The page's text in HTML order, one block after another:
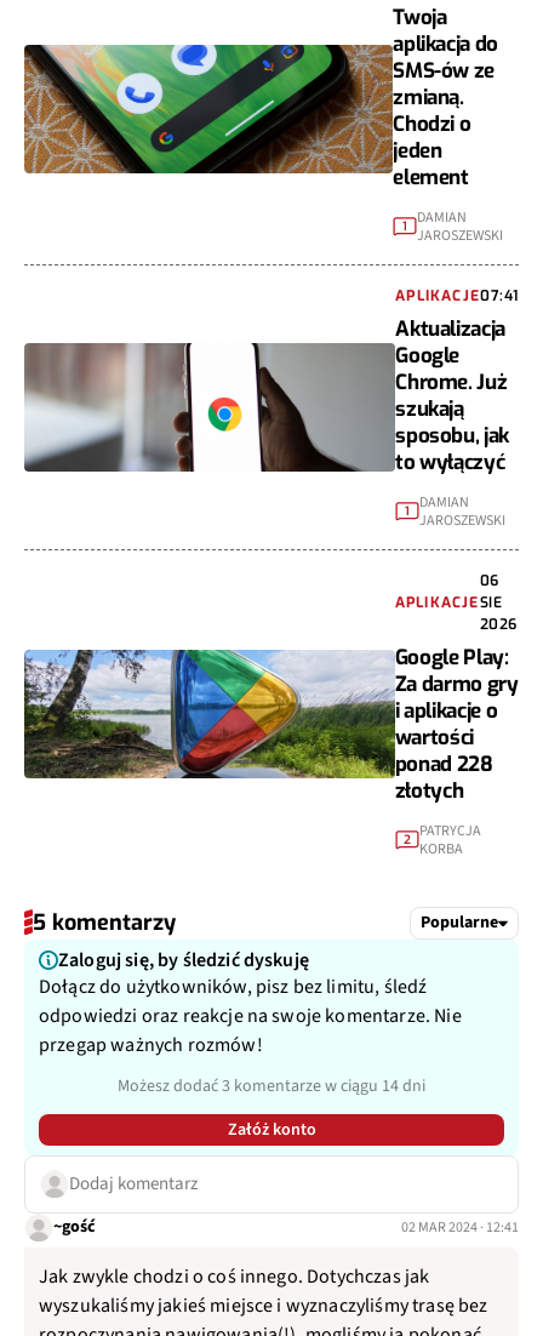
Twoja
aplikacja do
SMS-ów ze
zmianą.
Chodzi o
jeden
element
1
DAMIAN
JAROSZEWSKI
APLIKACJE07:41
Aktualizacja
Google
Chrome. Już
szukają
sposobu, jak
to wyłączyć
1
DAMIAN
JAROSZEWSKI
APLIKACJE
06
SIE
2026
Google Play:
Za darmo gry
i aplikacje o
wartości
ponad 228
złotych
2
PATRYCJA
KORBA
5 komentarzy Popularne
Zaloguj się, by śledzić dyskuję
Dołącz do użytkowników, pisz bez limitu, śledź
odpowiedzi oraz reakcje na swoje komentarze. Nie
przegap ważnych rozmów!
Możesz dodać 3 komentarze w ciągu 14 dni
Załóż konto
Dodaj komentarz
~gość 02 MAR 2024 · 12:41
Jak zwykle chodzi o coś innego. Dotychczas jak
wyszukaliśmy jakieś miejsce i wyznaczyliśmy trasę bez